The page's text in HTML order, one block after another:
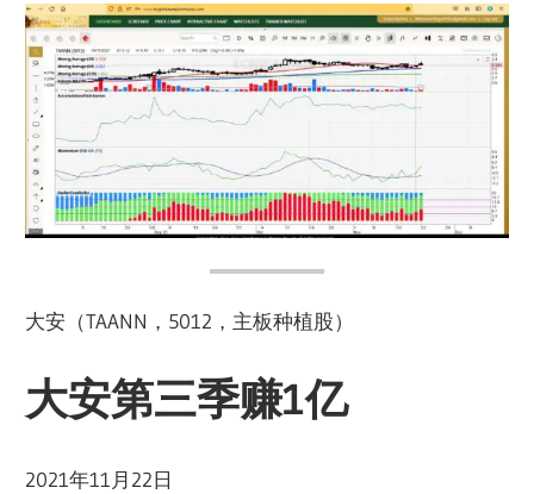
大安（TAANN，5012，主板种植股）
大安第三季赚1亿
2021年11月22日